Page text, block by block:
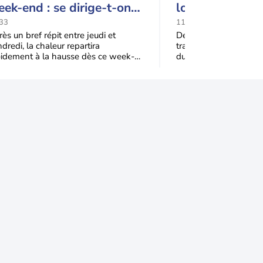
end : se dirige-t-on
une cinquième vague
chaleur en France ?
un bref répit entre jeudi et
la chaleur repartira
à la hausse dès ce week-
lourdes
la France
11:51
Depuis le mois de
traverse un été
durée et son